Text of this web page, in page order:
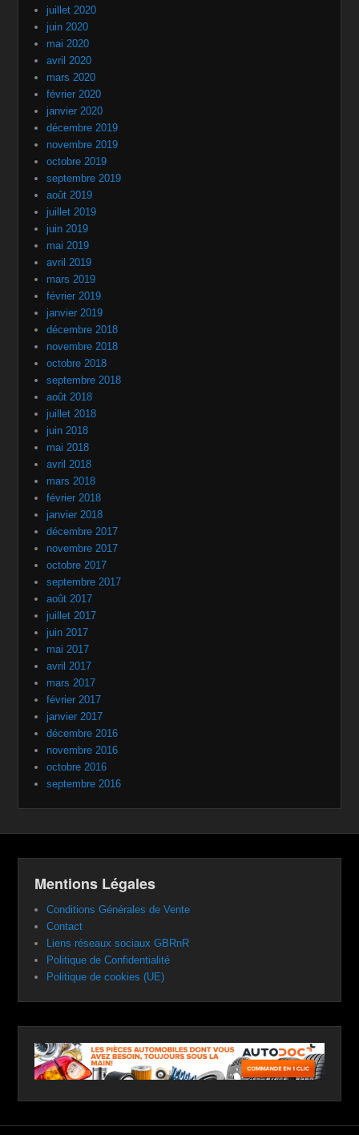
juillet 2020
juin 2020
mai 2020
avril 2020
mars 2020
février 2020
janvier 2020
décembre 2019
novembre 2019
octobre 2019
septembre 2019
août 2019
juillet 2019
juin 2019
mai 2019
avril 2019
mars 2019
février 2019
janvier 2019
décembre 2018
novembre 2018
octobre 2018
septembre 2018
août 2018
juillet 2018
juin 2018
mai 2018
avril 2018
mars 2018
février 2018
janvier 2018
décembre 2017
novembre 2017
octobre 2017
septembre 2017
août 2017
juillet 2017
juin 2017
mai 2017
avril 2017
mars 2017
février 2017
janvier 2017
décembre 2016
novembre 2016
octobre 2016
septembre 2016
Mentions Légales
Conditions Générales de Vente
Contact
Liens réseaux sociaux GBRnR
Politique de Confidentialité
Politique de cookies (UE)